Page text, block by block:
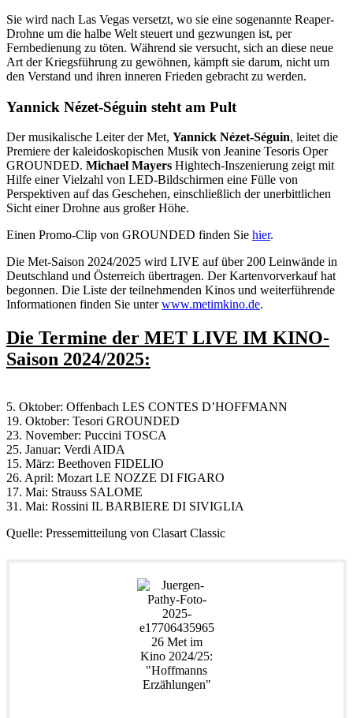
Sie wird nach Las Vegas versetzt, wo sie eine sogenannte Reaper-
Drohne um die halbe Welt steuert und gezwungen ist, per
Fernbedienung zu töten. Während sie versucht, sich an diese neue
Art der Kriegsführung zu gewöhnen, kämpft sie darum, nicht um
den Verstand und ihren inneren Frieden gebracht zu werden.
Yannick Nézet-Séguin steht am Pult
Der musikalische Leiter der Met, Yannick Nézet-Séguin, leitet die
Premiere der kaleidoskopischen Musik von Jeanine Tesoris Oper
GROUNDED. Michael Mayers Hightech-Inszenierung zeigt mit
Hilfe einer Vielzahl von LED-Bildschirmen eine Fülle von
Perspektiven auf das Geschehen, einschließlich der unerbittlichen
Sicht einer Drohne aus großer Höhe.
Einen Promo-Clip von GROUNDED finden Sie hier.
Die Met-Saison 2024/2025 wird LIVE auf über 200 Leinwände in
Deutschland und Österreich übertragen. Der Kartenvorverkauf hat
begonnen. Die Liste der teilnehmenden Kinos und weiterführende
Informationen finden Sie unterwww.metimkino.de.
Die Termine der MET LIVE IM KINO-
Saison 2024/2025:
5. Oktober: Offenbach LES CONTES D’HOFFMANN
19. Oktober: Tesori GROUNDED
23. November: Puccini TOSCA
25. Januar: Verdi AIDA
15. März: Beethoven FIDELIO
26. April: Mozart LE NOZZE DI FIGARO
17. Mai: Strauss SALOME
31. Mai: Rossini IL BARBIERE DI SIVIGLIA
Quelle: Pressemitteilung von Clasart Classic